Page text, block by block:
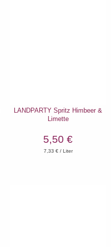
LANDPARTY Spritz Himbeer &
Limette
5,50 €
7,33 € / Liter